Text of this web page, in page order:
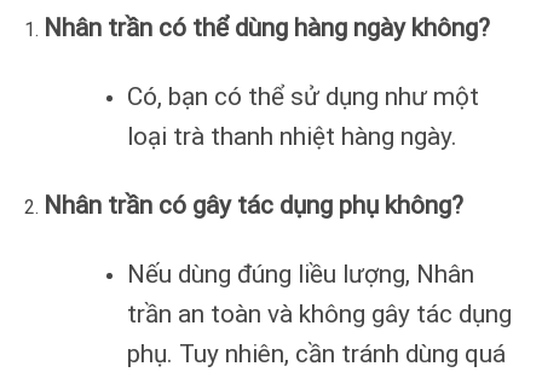
Nhân trần có thể dùng hàng ngày không?
Có, bạn có thể sử dụng như một
loại trà thanh nhiệt hàng ngày.
Nhân trần có gây tác dụng phụ không?
Nếu dùng đúng liều lượng, Nhân
trần an toàn và không gây tác dụng
phụ. Tuy nhiên, cần tránh dùng quá